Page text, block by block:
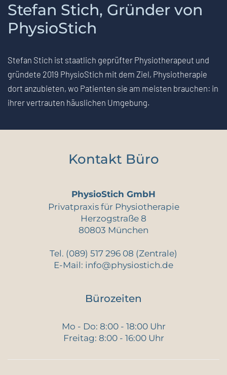
Stefan Stich, Gründer von
PhysioStich
Stefan Stich ist staatlich geprüfter Physiotherapeut und
gründete 2019 PhysioStich mit dem Ziel, Physiotherapie
dort anzubieten, wo Patienten sie am meisten brauchen: in
ihrer vertrauten häuslichen Umgebung.
Kontakt Büro
PhysioStich GmbH
Privatpraxis für Physiotherapie
Herzogstraße 8
80803 München
Tel. (089) 517 296 08 (Zentrale)
E-Mail: info@physiostich.de
Bürozeiten
Mo - Do: 8:00 - 18:00 Uhr
Freitag: 8:00 - 16:00 Uhr